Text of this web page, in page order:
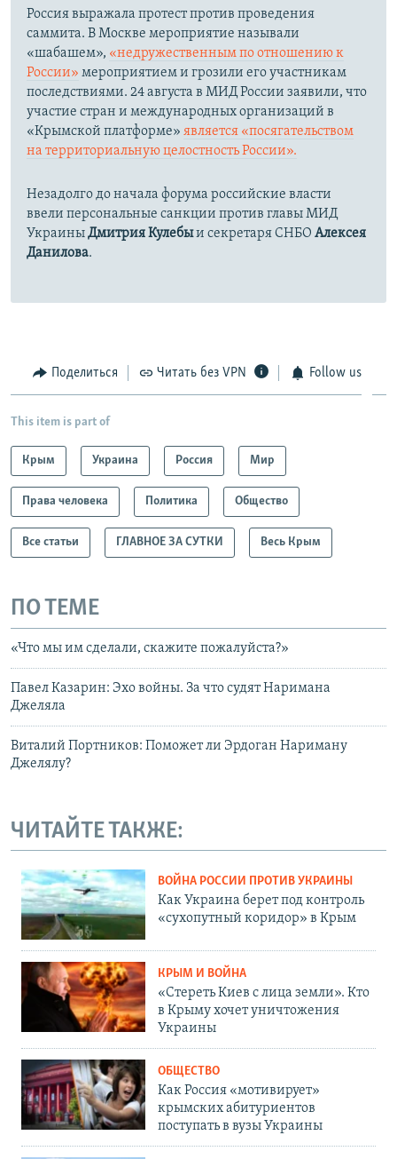
Россия выражала протест против проведения
саммита. В Москве мероприятие называли
«шабашем», «недружественным по отношению к
России» мероприятием и грозили его участникам
последствиями. 24 августа в МИД России заявили, что
участие стран и международных организаций в
«Крымской платформе» является «посягательством
на территориальную целостность России».
Незадолго до начала форума российские власти
ввели персональные санкции против главы МИД
УкраиныДмитрия Кулебыи секретаря СНБО Алексея
Данилова.
Поделиться Читать без VPN Follow us
This item is part of
Крым Украина Россия Мир
Права человека Политика Общество
Все статьи ГЛАВНОЕ ЗА СУТКИ Весь Крым
ПО ТЕМЕ
«Что мы им сделали, скажите пожалуйста?»
Павел Казарин: Эхо войны. За что судят Наримана
Джеляла
Виталий Портников: Поможет ли Эрдоган Нариману
Джелялу?
ЧИТАЙТЕ ТАКЖЕ:
ВОЙНА РОССИИ ПРОТИВ УКРАИНЫ
Как Украина берет под контроль
«сухопутный коридор» в Крым
КРЫМ И ВОЙНА
«Стереть Киев с лица земли». Кто
в Крыму хочет уничтожения
Украины
ОБЩЕСТВО
Как Россия «мотивирует»
крымских абитуриентов
поступать в вузы Украины